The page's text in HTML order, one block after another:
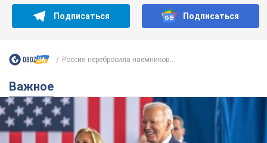
Подписаться Подписаться
Россия перебросила наемников...
Важное